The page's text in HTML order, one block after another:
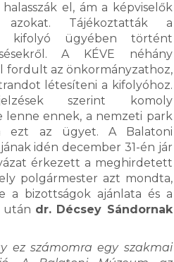
el, ám a képviselők
azokat. Tájékoztatták a
kifolyó ügyében történt
A KÉVE néhány
fordult az önkormányzathoz,
létesíteni a kifolyóhoz.
szerint komoly
lenne ennek, a nemzeti park
ezt az ügyet. A Balatoni
idén december 31-én jár
érkezett a meghirdetett
polgármester azt mondta,
a bizottságok ajánlata és a
után dr. Décsey Sándornak
ez számomra egy szakmai